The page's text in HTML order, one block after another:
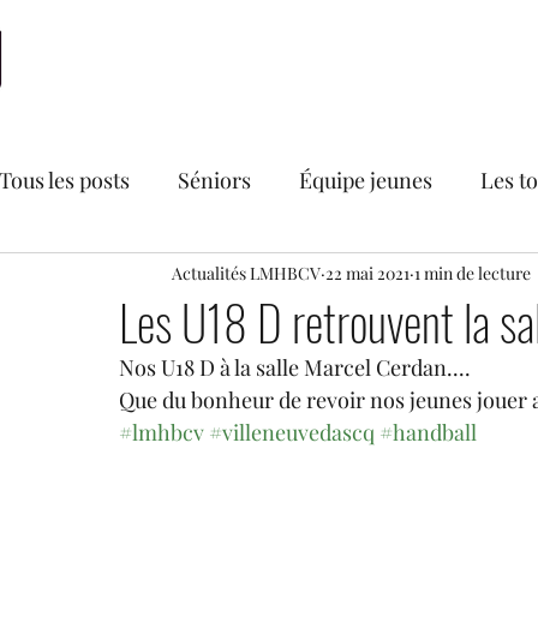
Tous les posts Séniors Équipe jeunes Les
Bourse aux vêtements du LMHBCV Divers
Secteur féminin Recrutements U18 France
Les U18 D retrouvent la
Actualités LMHBCV 22 mai 2021 1 min de lecture
Nos U18 D à la salle Marcel Cerdan....
Que du bonheur de revoir nos jeunes jouer
#lmhbcv #villeneuvedascq #handball